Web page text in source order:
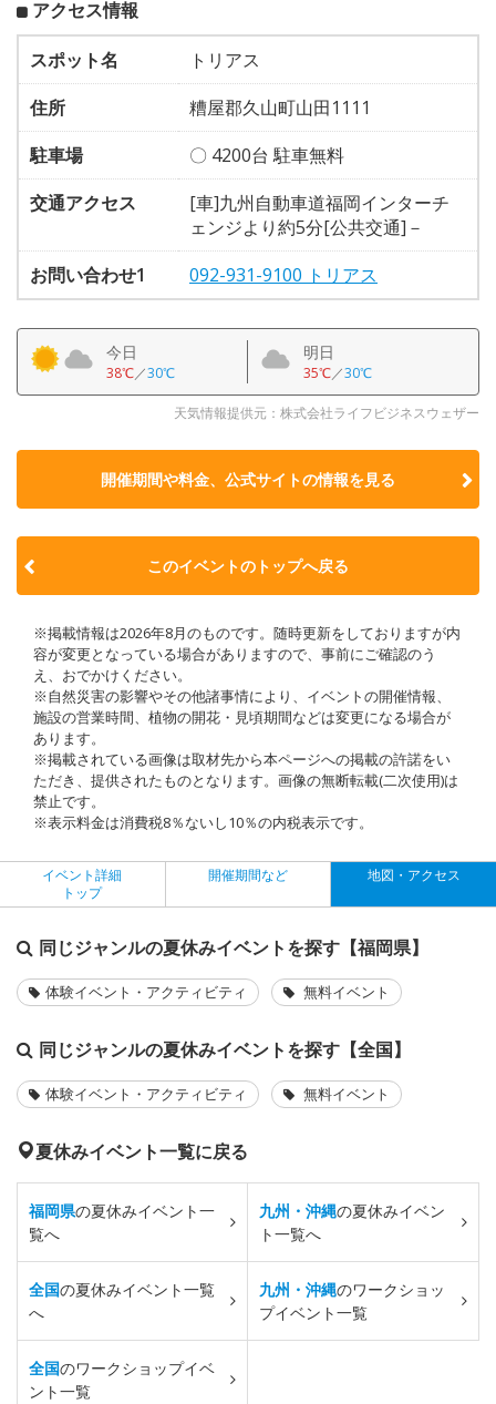
アクセス情報
スポット名
トリアス
住所
糟屋郡久山町山田1111
駐車場
〇 4200台 駐車無料
交通アクセス
[車]九州自動車道福岡インターチ
ェンジより約5分[公共交通]－
お問い合わせ1
092-931-9100 トリアス
今日
38℃／30℃
明日
35℃／30℃
天気情報提供元：株式会社ライフビジネスウェザー
開催期間や料金、公式サイトの情報を見る
このイベントのトップへ戻る
※掲載情報は2026年8月のものです。随時更新をしておりますが内
容が変更となっている場合がありますので、事前にご確認のう
え、おでかけください。
※自然災害の影響やその他諸事情により、イベントの開催情報、
施設の営業時間、植物の開花・見頃期間などは変更になる場合が
あります。
※掲載されている画像は取材先から本ページへの掲載の許諾をい
ただき、提供されたものとなります。画像の無断転載(二次使用)は
禁止です。
※表示料金は消費税8％ないし10％の内税表示です。
イベント詳細
トップ
開催期間など 地図・アクセス
同じジャンルの夏休みイベントを探す【福岡県】
体験イベント・アクティビティ 無料イベント
同じジャンルの夏休みイベントを探す【全国】
体験イベント・アクティビティ 無料イベント
夏休みイベント一覧に戻る
福岡県の夏休みイベント一
覧へ
九州・沖縄の夏休みイベン
ト一覧へ
全国の夏休みイベント一覧
へ
九州・沖縄のワークショッ
プイベント一覧
全国のワークショップイベ
ント一覧